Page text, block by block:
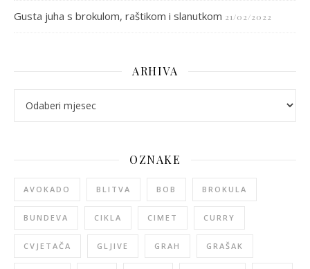
Gusta juha s brokulom, raštikom i slanutkom 21/02/2022
ARHIVA
OZNAKE
AVOKADO BLITVA BOB BROKULA
BUNDEVA CIKLA CIMET CURRY
CVJETAČA GLJIVE GRAH GRAŠAK